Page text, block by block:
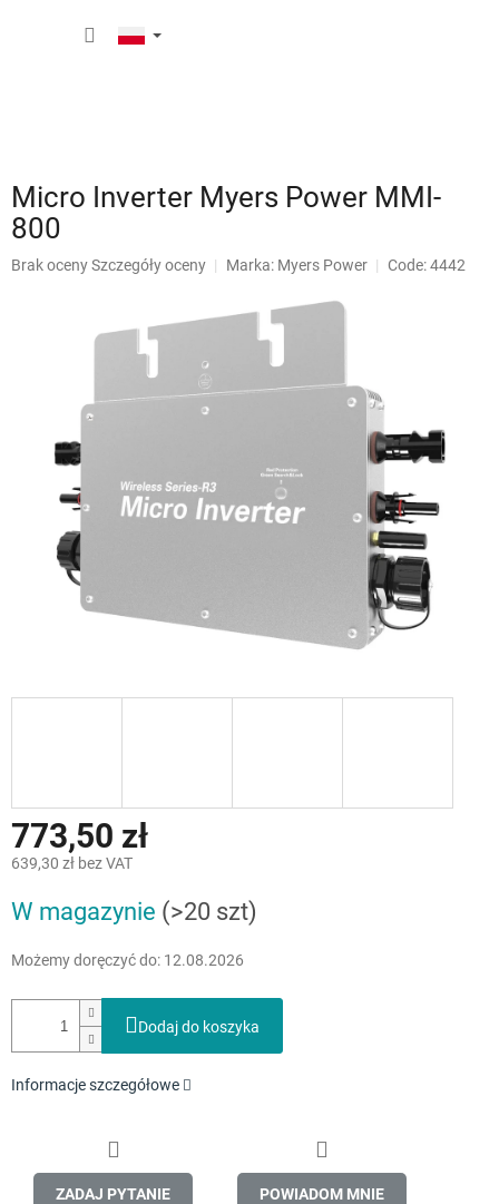
Micro Inverter Myers Power MMI-
800
Średnia
gwiazdek.
Brak ocenySzczegóły oceny Marka: Myers Power Code: 4442
773,50 zł
639,30 zł bez VAT
jednostkowa:
W magazynie (>20 szt)
Możemy doręczyć do: 12.08.2026
Dodaj do koszyka
Informacje szczegółowe
ZADAJ PYTANIE POWIADOM MNIE